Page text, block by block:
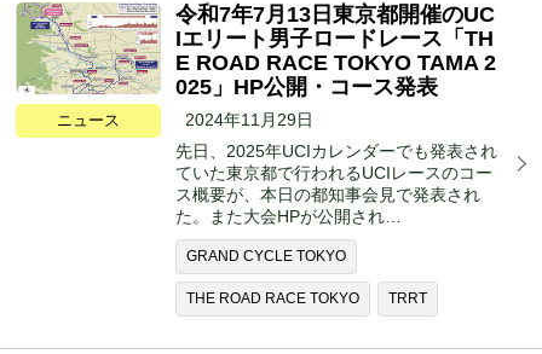
ニュース
令和7年7月13日東京都開催のUC
Iエリート男子ロードレース「TH
E ROAD RACE TOKYO TAMA 2
025」HP公開・コース発表
2024年11月29日
先日、2025年UCIカレンダーでも発表され
ていた東京都で行われるUCIレースのコー
ス概要が、本日の都知事会見で発表され
た。また大会HPが公開され…
GRAND CYCLE TOKYO
THE ROAD RACE TOKYO TRRT